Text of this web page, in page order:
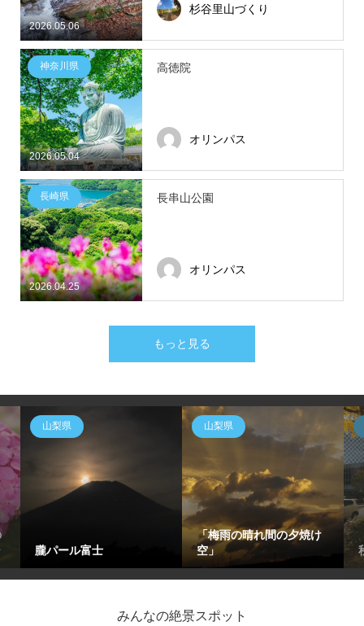
2026.05.06
杉谷里山づくり
2026.05.04
神奈川県 高徳院
オリンパス
2026.04.25
長崎県 長串山公園
オリンパス
もっと見る
山梨県
朧パール富士
山梨県
「梅雨の晴れ間の夕焼け
空」
みんなの絶景スポット